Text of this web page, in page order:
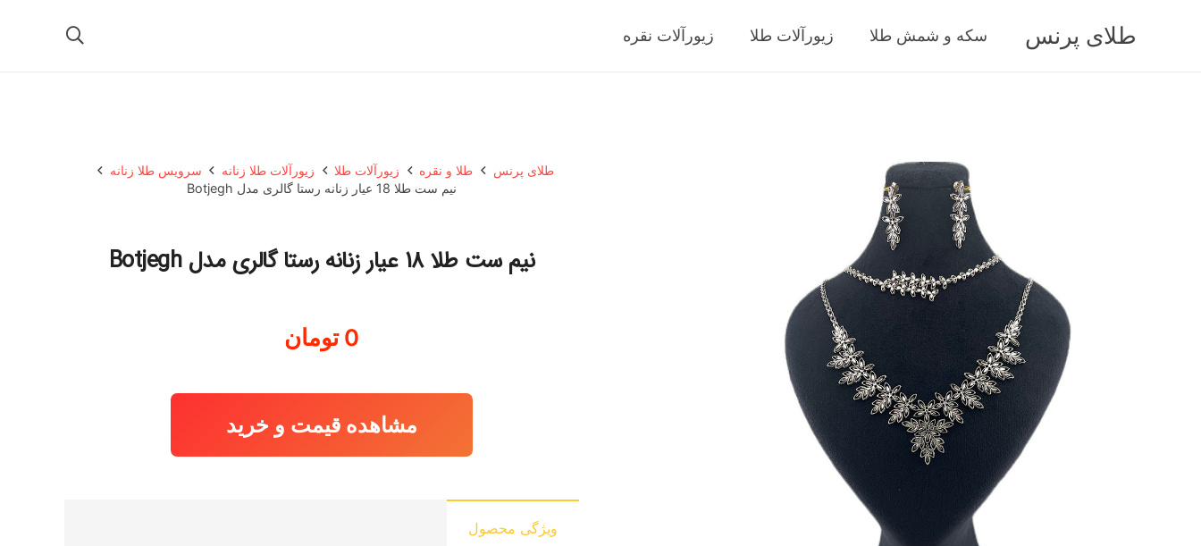
طلای پرنس سکه و شمش طلا زیورآلات طلا زیورآلات نقره
طلای پرنس طلا و نقره زیورآلات طلا زیورآلات طلا زنانه
سرویس طلا زنانه
نیم ست طلا 18 عیار زنانه رستا گالری مدل Botjegh
نیم ست طلا 18 عیار زنانه رستا گالری مدل Botjegh
0 تومان
مشاهده قیمت و خرید
ویژگی محصول